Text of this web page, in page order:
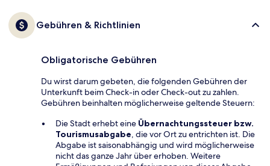
Gebühren & Richtlinien
Obligatorische Gebühren
Du wirst darum gebeten, die folgenden Gebühren der
Unterkunft beim Check-in oder Check-out zu zahlen.
Gebühren beinhalten möglicherweise geltende Steuern:
Die Stadt erhebt eine Übernachtungssteuer bzw.
Tourismusabgabe, die vor Ort zu entrichten ist. Die
Abgabe ist saisonabhängig und wird möglicherweise
nicht das ganze Jahr über erhoben. Weitere